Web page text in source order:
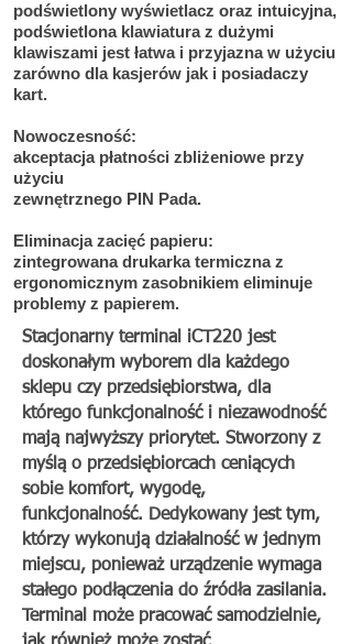
podświetlony wyświetlacz oraz intuicyjna,
podświetlona klawiatura z dużymi
klawiszami jest łatwa i przyjazna w użyciu
zarówno dla kasjerów jak i posiadaczy
kart.
Nowoczesność:
akceptacja płatności zbliżeniowe przy
użyciu
zewnętrznego PIN Pada.
Eliminacja zacięć papieru:
zintegrowana drukarka termiczna z
ergonomicznym zasobnikiem eliminuje
problemy z papierem.
Stacjonarny terminal iCT220 jest
doskonałym wyborem dla każdego
sklepu czy przedsiębiorstwa, dla
którego funkcjonalność i niezawodność
mają najwyższy priorytet. Stworzony z
myślą o przedsiębiorcach ceniących
sobie komfort, wygodę,
funkcjonalność. Dedykowany jest tym,
którzy wykonują działalność w jednym
miejscu, ponieważ urządzenie wymaga
stałego podłączenia do źródła zasilania.
Terminal może pracować samodzielnie,